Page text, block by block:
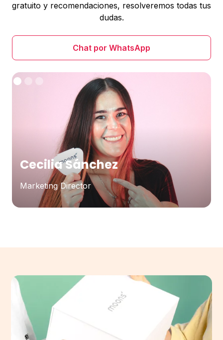
gratuito y recomendaciones, resolveremos todas tus
dudas.
Chat por WhatsApp
Cecilia Sánchez
Marketing Director